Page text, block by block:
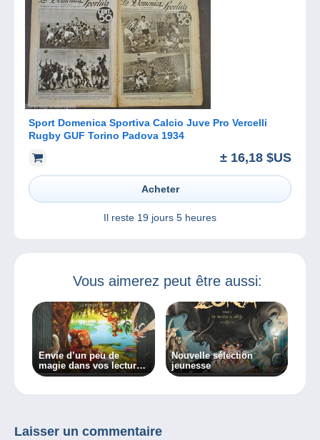
Sport Domenica Sportiva Calcio Juve Pro Vercelli
Rugby GUF Torino Padova 1934
± 16,18 $US
Acheter
Il reste 19 jours 5 heures
Vous aimerez peut être aussi:
Envie d’un peu de
magie dans vos lectures
?
Nouvelle sélection
jeunesse
Laisser un commentaire